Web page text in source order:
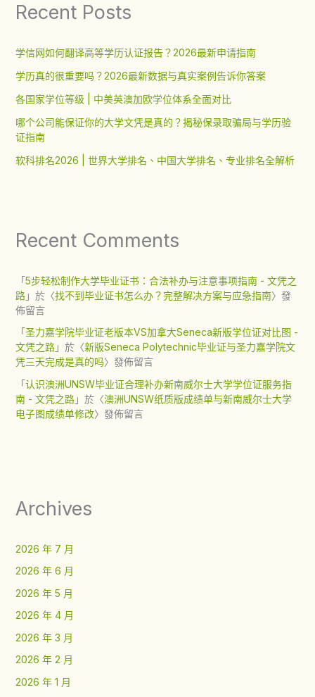
Recent Posts
学信网如何翻译高等学历认证报告？2026最新申请指南
学历真的很重要吗？2026最新数据与真实案例告诉你答案
各国家学位等级 | 中美英澳加欧学位体系全面对比
哪个公司能保证你的大学文凭是真的？揭秘保录取骗局与学历验
证指南
软科排名2026 | 世界大学排名、中国大学排名、专业排名全解析
Recent Comments
「5步轻松制作大学毕业证书：合法补办与注意事项指南 - 文凭之
路」於〈找不到毕业证书怎么办？完整解决方案与应急指南〉發
佈留言
「圣力嘉学院毕业证老版本VS加拿大Seneca新版学位证对比图 -
文凭之路」於〈新版Seneca Polytechnic毕业证与圣力嘉学院文
凭三天完成是真的吗〉發佈留言
「认识澳洲UNSW毕业证合理补办新南威尔士大学学位证服务指
南 - 文凭之路」於〈澳洲UNSW纸质版成绩单与新南威尔士大学
电子图成绩单修改〉發佈留言
Archives
2026 年 7 月
2026 年 6 月
2026 年 5 月
2026 年 4 月
2026 年 3 月
2026 年 2 月
2026 年 1 月